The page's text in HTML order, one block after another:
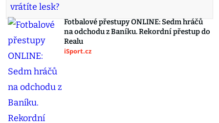
Fotbalové přestupy ONLINE: Sedm hráčů
na odchodu z Baníku. Rekordní přestup do
Realu
iSport.cz